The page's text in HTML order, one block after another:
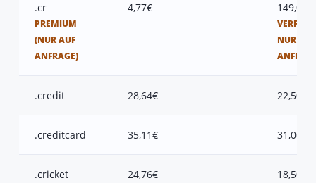
.cr
PREMIUM
(NUR AUF
ANFRAGE)
4,77€ 149,00€
NUR AUF
.credit 28,64€ 22,50€
.creditcard 35,11€ 31,00€
.cricket 24,76€ 18,50€